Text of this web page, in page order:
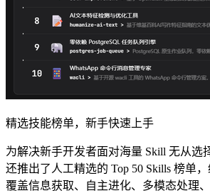
精选技能榜单，新手快速上手
为解决新手开发者面对海量 Skill 无从选
还推出了人工精选的 Top 50 Skills 榜单，
覆盖信息获取、自主进化、多模态处理